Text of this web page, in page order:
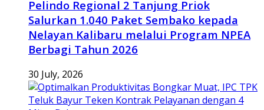
Pelindo Regional 2 Tanjung Priok
Salurkan 1.040 Paket Sembako kepada
Nelayan Kalibaru melalui Program NPEA
Berbagi Tahun 2026
30 July, 2026